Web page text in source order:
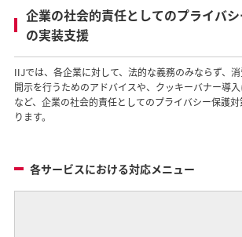
企業の社会的責任としてのプライバ
の実装支援
IIJでは、各企業に対して、法的な義務のみならず、
開示を行うためのアドバイスや、クッキーバナー導
など、企業の社会的責任としてのプライバシー保護
ります。
各サービスにおける対応メニュー